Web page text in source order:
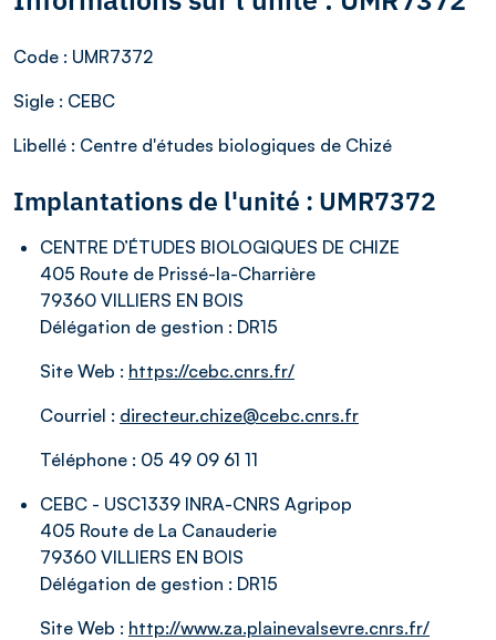
Code : UMR7372
Sigle : CEBC
Libellé : Centre d'études biologiques de Chizé
Implantations de l'unité : UMR7372
CENTRE D’ÉTUDES BIOLOGIQUES DE CHIZE
405 Route de Prissé-la-Charrière
79360 VILLIERS EN BOIS
Délégation de gestion : DR15
Site Web : https://cebc.cnrs.fr/
Courriel : directeur.chize@cebc.cnrs.fr
Téléphone : 05 49 09 61 11
CEBC - USC1339 INRA-CNRS Agripop
405 Route de La Canauderie
79360 VILLIERS EN BOIS
Délégation de gestion : DR15
Site Web : http://www.za.plainevalsevre.cnrs.fr/